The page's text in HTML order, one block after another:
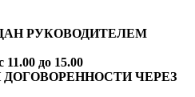
РУКОВОДИТЕЛЕМ
11.00 до 15.00
ЧЕРЕЗ